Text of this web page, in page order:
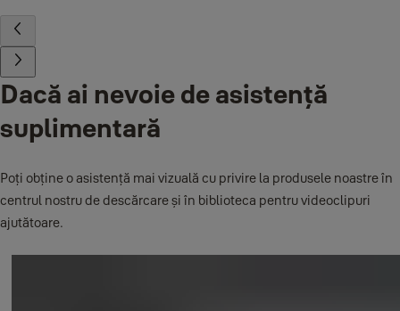
Dacă ai nevoie de asistență
suplimentară
Poți obține o asistență mai vizuală cu privire la produsele noastre în
centrul nostru de descărcare și în biblioteca pentru videoclipuri
ajutătoare.